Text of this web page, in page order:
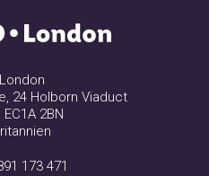
24 Holborn Viaduct
2BN
173 471